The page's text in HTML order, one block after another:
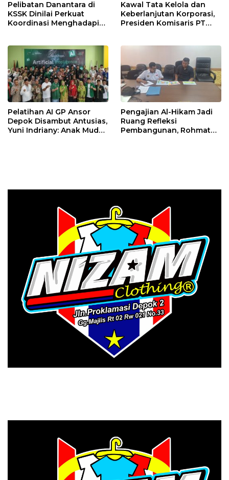
Pelibatan Danantara di
KSSK Dinilai Perkuat
Koordinasi Menghadapi
Kawal Tata Kelola dan
Keberlanjutan Korporasi,
Presiden Komisaris PT
Pelatihan AI GP Ansor
Depok Disambut Antusias,
Yuni Indriany: Anak Muda
Pengajian Al-Hikam Jadi
Ruang Refleksi
Pembangunan, Rohmat